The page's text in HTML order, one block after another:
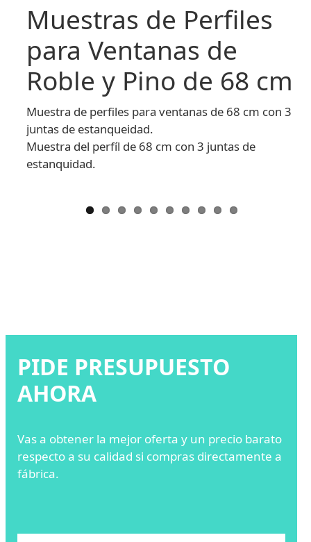
Muestras de Perfiles
para Ventanas de
Roble y Pino de 68 cm
Muestra de perfiles para ventanas de 68 cm con 3
juntas de estanqueidad.
Muestra del perfíl de 68 cm con 3 juntas de
estanquidad.
PIDE PRESUPUESTO
AHORA
Vas a obtener la mejor oferta y un precio barato
respecto a su calidad si compras directamente a
fábrica.